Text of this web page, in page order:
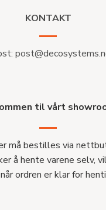
KONTAKT
til vårt
må bestilles via
å hente varene selv,
ordren er klar for